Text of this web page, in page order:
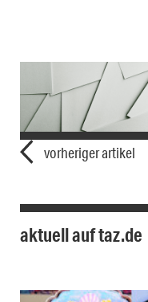
vorheriger artikel
aktuell auf taz.de